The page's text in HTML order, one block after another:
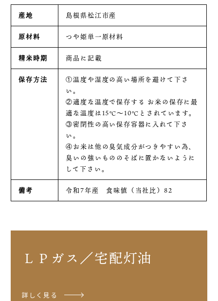
産地 島根県松江市産
原材料 つや姫単一原材料
精米時期 商品に記載
保存方法
①温度や湿度の高い場所を避けて下さ
い。
②適度な温度で保存する お米の保存に最
適な温度は15℃～10℃とされています。
③密閉性の高い保存容器に入れて下さ
い。
④お米は他の臭気成分がつきやすい為、
臭いの強いもののそばに置かないように
して下さい。
備考 令和7年産 食味値（当社比）82
ＬＰガス／宅配灯油
詳しく見る